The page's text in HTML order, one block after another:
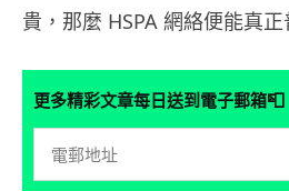
貴，那麼 HSPA 網絡便能真正
更多精彩文章每日送到電子郵箱📮